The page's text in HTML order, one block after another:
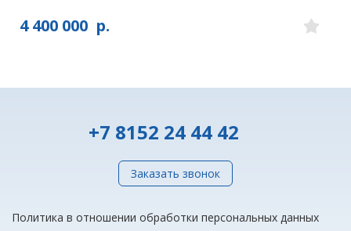
4 400 000 р.
+7 8152 24 44 42
Заказать звонок
Политика в отношении обработки персональных данных